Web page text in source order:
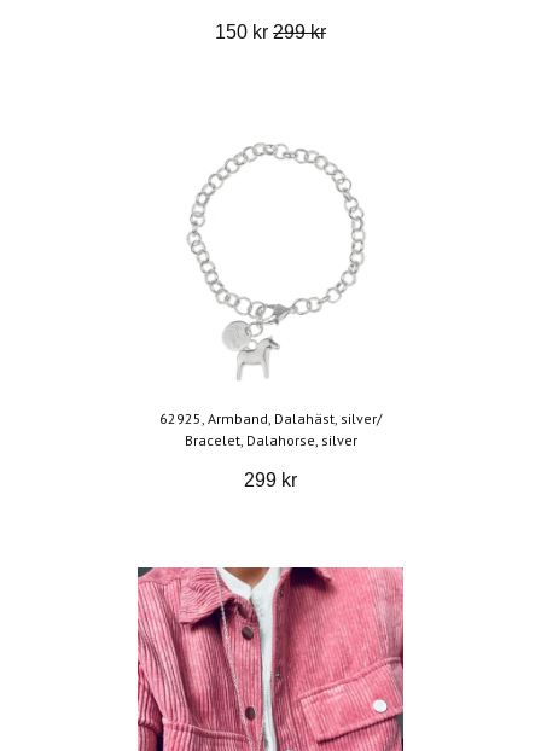
150 kr 299 kr
62925, Armband, Dalahäst, silver/
Bracelet, Dalahorse, silver
299 kr